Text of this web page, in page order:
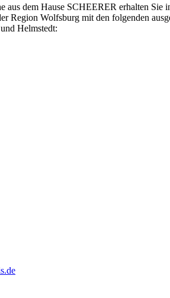
aus dem Hause SCHEERER erhalten
Region Wolfsburg mit den folgenden
Helmstedt: